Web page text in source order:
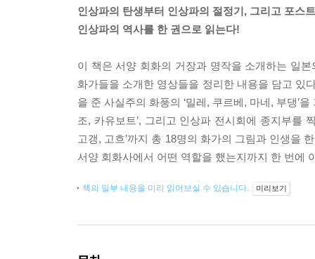
인상파의 탄생부터 인상파의 절정기, 그리고 포스
인상파의 역사를 한 권으로 읽는다!
이 책은 서양 회화의 거장과 명작을 소개하는 일
화가들을 소개한 영상들을 정리한 내용을 담고 있
을 준 사실주의 화풍의 ‘밀레, 쿠르베, 마네, 부댕’
조, 카유보트’, 그리고 인상파 전시회에 종지부를
고갱, 고흐’까지 총 18명의 화가의 그림과 인생을
서양 회화사에서 어떤 역할을 했는지까지 한 번에
책의 일부 내용을 미리 읽어보실 수 있습니다. 미리보기